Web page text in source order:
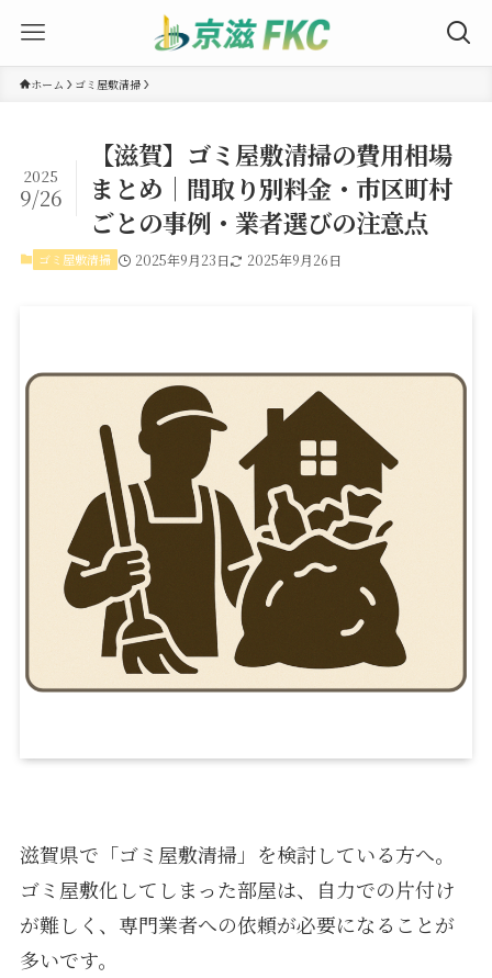
ホーム ゴミ屋敷清掃
【滋賀】ゴミ屋敷清掃の費用相場
まとめ｜間取り別料金・市区町村
ごとの事例・業者選びの注意点
2025
9/26
ゴミ屋敷清掃 2025年9月23日 2025年9月26日
滋賀県で「ゴミ屋敷清掃」を検討している方へ。
ゴミ屋敷化してしまった部屋は、自力での片付け
が難しく、専門業者への依頼が必要になることが
多いです。